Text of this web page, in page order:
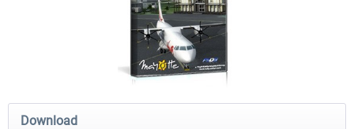
Holiday Airports FSDG LITE - Dakar
Download